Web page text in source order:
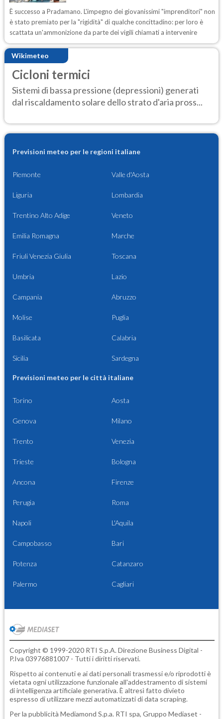
È successo a Pradamano. L'impegno dei giovanissimi "imprenditori" non
è stato premiato per la "rigidità" di qualche concittadino: per loro è
scattata un'ammonizione da parte dei vigili chiamati a intervenire
Wikimeteo
Cicloni termici
Sistemi di bassa pressione (depressioni) generati
dal riscaldamento solare dello strato d'aria pross...
Previsioni meteo per le regioni italiane
Piemonte Valle d'Aosta
Liguria Lombardia
Trentino Alto Adige Veneto
Emilia Romagna Marche
Friuli Venezia Giulia Toscana
Umbria Lazio
Campania Abruzzo
Molise Puglia
Basilicata Calabria
Sicilia Sardegna
Previsioni meteo per le città italiane
Torino Aosta
Genova Milano
Trento Venezia
Trieste Bologna
Ancona Firenze
Perugia Roma
Napoli L'Aquila
Campobasso Bari
Potenza Catanzaro
Palermo Cagliari
Copyright © 1999-2020 RTI S.p.A. Direzione Business Digital -
P.Iva 03976881007 - Tutti i diritti riservati.
Rispetto ai contenuti e ai dati personali trasmessi e/o riprodotti è
vietata ogni utilizzazione funzionale all'addestramento di sistemi
di intelligenza artificiale generativa. È altresì fatto divieto
espresso di utilizzare mezzi automatizzati di data scraping.
Per la pubblicità Mediamond S.p.a. RTI spa, Gruppo Mediaset -